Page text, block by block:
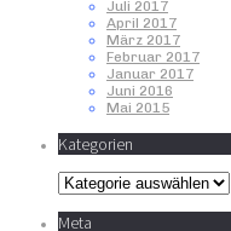
Juli 2017
April 2017
März 2017
Februar 2017
Januar 2017
Juni 2016
Mai 2015
Kategorien
Kategorien
Meta